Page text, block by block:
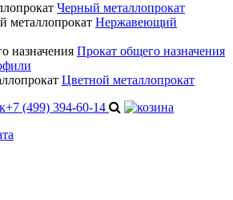
Черный металлопрокат
Нержавеющий
Прокат общего назначения
Цветной металлопрокат
+7 (499) 394-60-14